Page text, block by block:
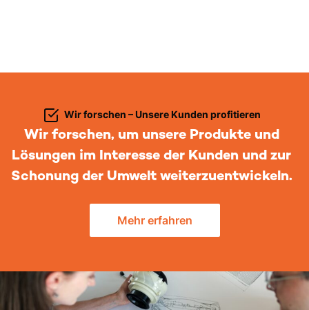
Wir forschen – Unsere Kunden profitieren
Wir forschen, um unsere Produkte und
Lösungen im Interesse der Kunden und zur
Schonung der Umwelt weiterzuentwickeln.
Mehr erfahren